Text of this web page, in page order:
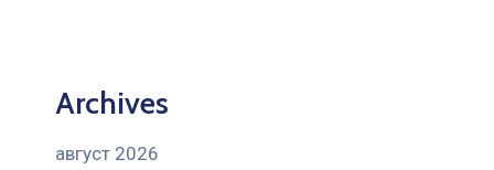
Archives
август 2026